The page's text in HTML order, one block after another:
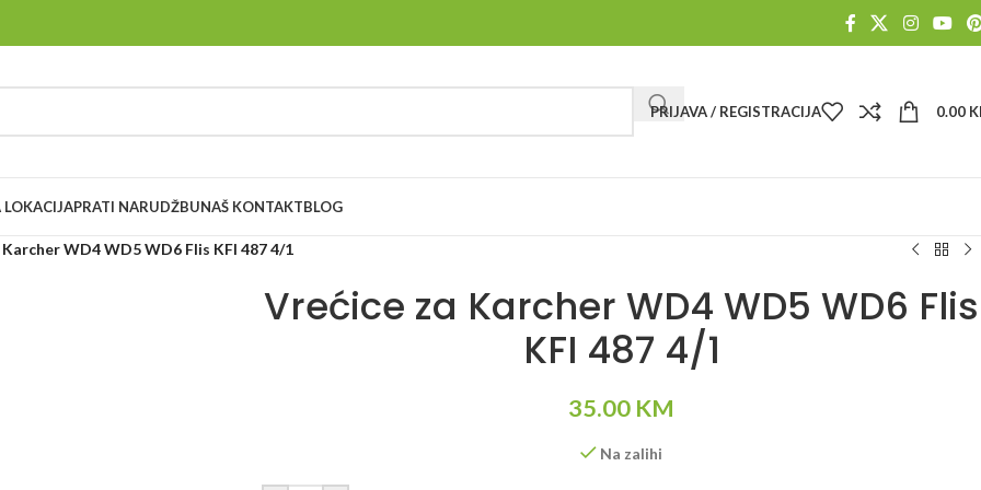
PRIJAVA / REGISTRACIJA 0.00
LOKACIJAPRATI NARUDŽBUNAŠ KONTAKTBLOG
WD4 WD5 WD6 Flis KFI 487 4/1
Vrećice za Karcher WD4 WD5 WD6 Flis
KFI 487 4/1
35.00 KM
Na zalihi